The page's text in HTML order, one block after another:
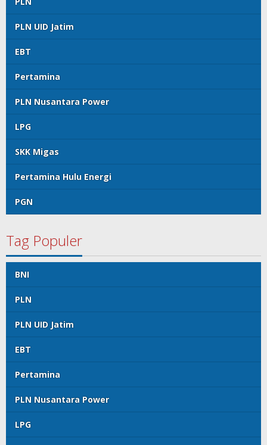
PLN UID Jatim
EBT
Pertamina
PLN Nusantara Power
LPG
SKK Migas
Pertamina Hulu Energi
PGN
Tag Populer
BNI
PLN
PLN UID Jatim
EBT
Pertamina
PLN Nusantara Power
LPG